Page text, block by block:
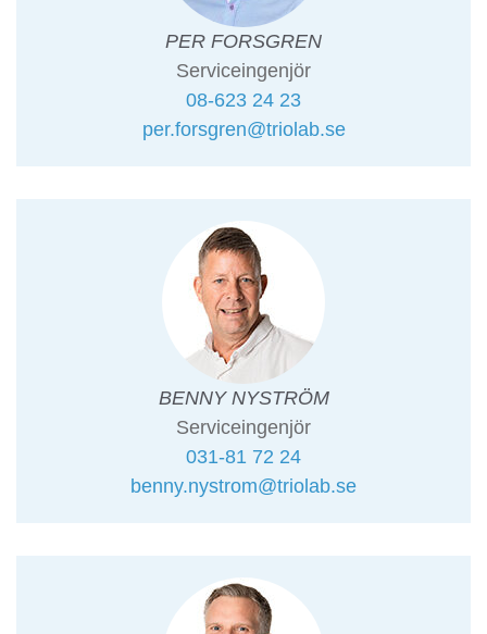
PER FORSGREN
Serviceingenjör
08-623 24 23
per.forsgren@triolab.se
BENNY NYSTRÖM
Serviceingenjör
031-81 72 24
benny.nystrom@triolab.se